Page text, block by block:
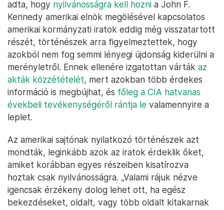
adta, hogy nyilvánosságra kell hozni a John F.
Kennedy amerikai elnök megölésével kapcsolatos
amerikai kormányzati iratok eddig még visszatartott
részét, történészek arra figyelmeztettek, hogy
azokból nem fog semmi lényegi újdonság kiderülni a
merényletről. Ennek ellenére izgatottan várták az
akták közzétételét, mert azokban több érdekes
információ is megbújhat, és főleg a CIA hatvanas
évekbeli tevékenységéről rántja le valamennyire a
leplet.
Az amerikai sajtónak nyilatkozó történészek azt
mondták, leginkább azok az iratok érdeklik őket,
amiket korábban egyes részeiben kisatírozva
hoztak csak nyilvánosságra. „Valami rájuk nézve
igencsak érzékeny dolog lehet ott, ha egész
bekezdéseket, oldalt, vagy több oldalt kitakarnak